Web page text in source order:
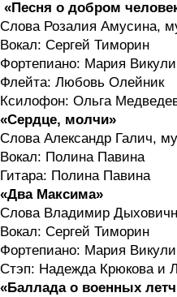
«Песня о добром
Слова Розалия Амусина,
Вокал: Сергей Тиморин
Фортепиано: Мария
Флейта: Любовь Олейник
Ксилофон: Ольга
«Сердце, молчи»
Слова Александр Галич,
Вокал: Полина Павина
Гитара: Полина Павина
«Два Максима»
Слова Владимир
Вокал: Сергей Тиморин
Фортепиано: Мария
Стэп: Надежда Крюкова и
«Баллада о военных